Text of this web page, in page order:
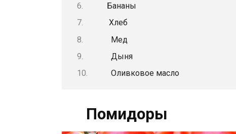
Бананы
Хлеб
Мед
Дыня
Оливковое масло
Помидоры